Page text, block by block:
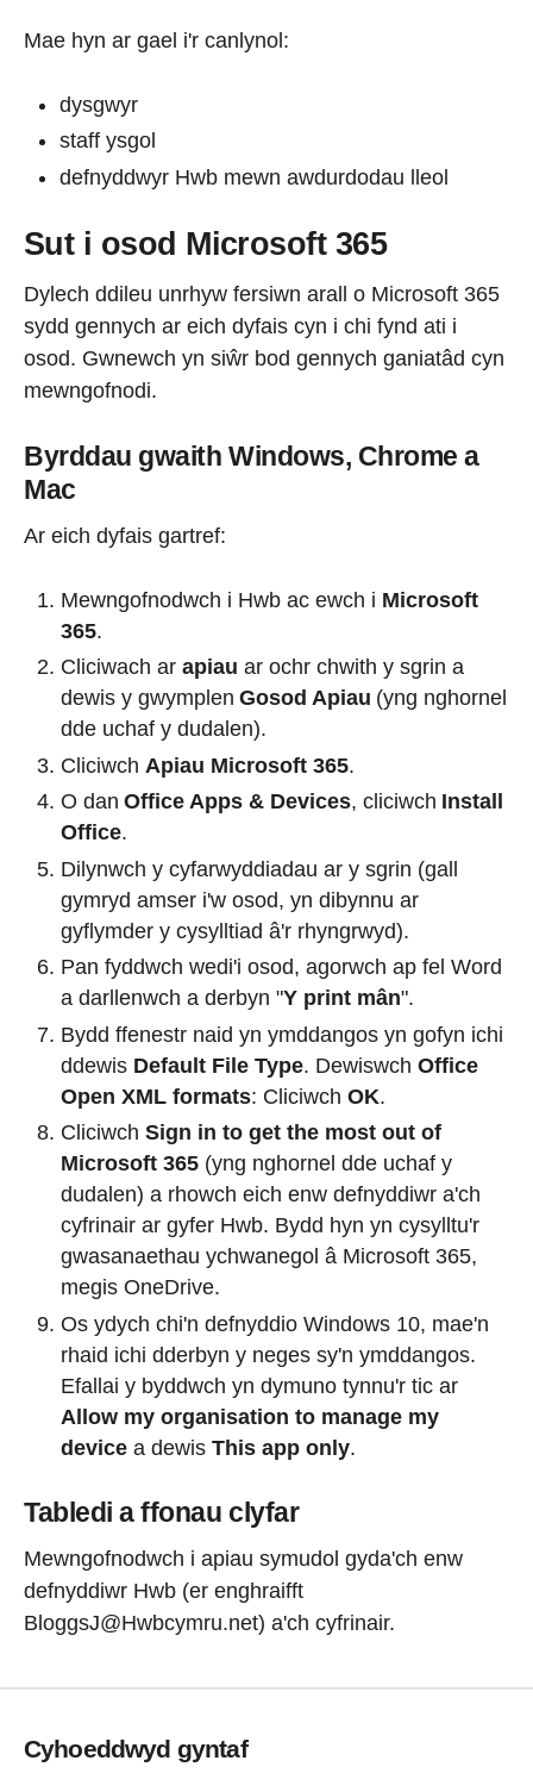
Mae hyn ar gael i'r canlynol:
dysgwyr
staff ysgol
defnyddwyr Hwb mewn awdurdodau lleol
Sut i osod Microsoft 365
Dylech ddileu unrhyw fersiwn arall o Microsoft 365
sydd gennych ar eich dyfais cyn i chi fynd ati i
osod. Gwnewch yn siŵr bod gennych ganiatâd cyn
mewngofnodi.
Byrddau gwaith Windows, Chrome a
Mac
Ar eich dyfais gartref:
Mewngofnodwch i Hwb ac ewch i Microsoft
365.
Cliciwach ar apiau ar ochr chwith y sgrin a
dewis y gwymplen Gosod Apiau (yng nghornel
dde uchaf y dudalen).
Cliciwch Apiau Microsoft 365.
O dan Office Apps & Devices, cliciwch Install
Office.
Dilynwch y cyfarwyddiadau ar y sgrin (gall
gymryd amser i'w osod, yn dibynnu ar
gyflymder y cysylltiad â'r rhyngrwyd).
Pan fyddwch wedi'i osod, agorwch ap fel Word
a darllenwch a derbyn "Y print mân".
Bydd ffenestr naid yn ymddangos yn gofyn ichi
ddewis Default File Type. Dewiswch Office
Open XML formats: Cliciwch OK.
Cliciwch Sign in to get the most out of
Microsoft 365 (yng nghornel dde uchaf y
dudalen) a rhowch eich enw defnyddiwr a'ch
cyfrinair ar gyfer Hwb. Bydd hyn yn cysylltu'r
gwasanaethau ychwanegol â Microsoft 365,
megis OneDrive.
Os ydych chi'n defnyddio Windows 10, mae'n
rhaid ichi dderbyn y neges sy'n ymddangos.
Efallai y byddwch yn dymuno tynnu'r tic ar
Allow my organisation to manage my
device a dewis This app only.
Tabledi a ffonau clyfar
Mewngofnodwch i apiau symudol gyda'ch enw
defnyddiwr Hwb (er enghraifft
BloggsJ@Hwbcymru.net) a'ch cyfrinair.
Cyhoeddwyd gyntaf